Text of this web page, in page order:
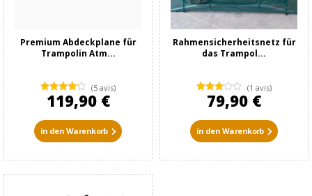
Premium Abdeckplane für
Trampolin Atm...
(5 avis)
119,90 €
in den Warenkorb
Rahmensicherheitsnetz für
das Trampol...
(1 avis)
79,90 €
in den Warenkorb